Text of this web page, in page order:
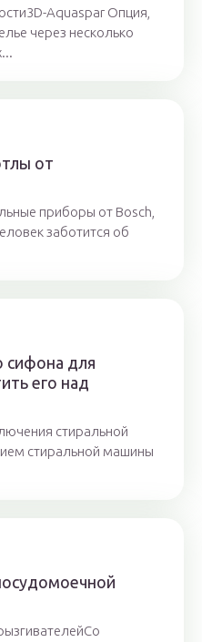
Aquaspar Опция,
через несколько
от
приборы от Bosch,
заботится об
сифона для
его над
стиральной
стиральной машины